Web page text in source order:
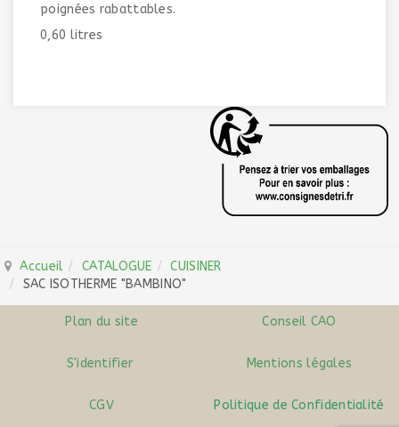
poignées rabattables.
0,60 litres
Accueil CATALOGUE
CUISINER
SAC ISOTHERME "BAMBINO"
Plan du site Conseil CAO
S'identifier Mentions légales
CGV Politique de Confidentialité